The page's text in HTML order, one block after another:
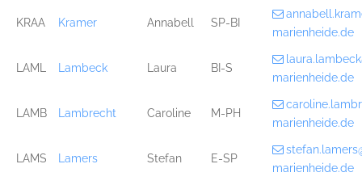
KRAA Kramer Annabell SP-BI
marienheide.de
LAML Lambeck Laura BI-S
marienheide.de
LAMB Lambrecht Caroline M-PH
marienheide.de
LAMS Lamers Stefan E-SP
marienheide.de